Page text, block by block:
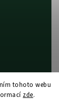
tohoto webu
zde.